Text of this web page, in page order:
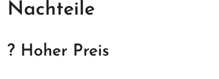
Nachteile
? Hoher Preis